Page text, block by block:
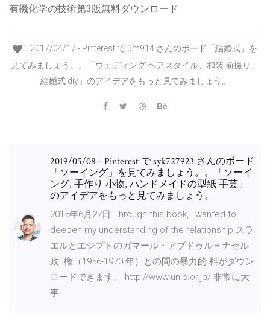
有機化学の技術第3版無料ダウンロード
2017/04/17 - Pinterest で 3m914 さんのボード「結婚式」を
見てみましょう。。「ウェディング ヘアスタイル、和装 前撮り、
結婚式 diy」のアイデアをもっと見てみましょう。
2019/05/08 - Pinterest で syk727923 さんのボード
「ソーイング」を見てみましょう。。「ソーイ
ング, 手作り 小物, ハンドメイドの型紙 手芸」
のアイデアをもっと見てみましょう。
2015年6月27日 Through this book, I wanted to
deepen my understanding of the relationship スラ
エルとエジプトのガマール・アブドゥル＝ナセル
政. 権（1956-1970 年）との間の暴力的 料がダウン
ロードできます。 http://www.unic.or.jp/ 非常に大
事